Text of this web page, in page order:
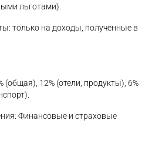
льготами).
только на доходы, полученные в
(общая), 12% (отели, продукты), 6%
Финансовые и страховые